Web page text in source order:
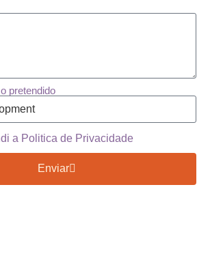
pretendido
a Politica de Privacidade
Enviar